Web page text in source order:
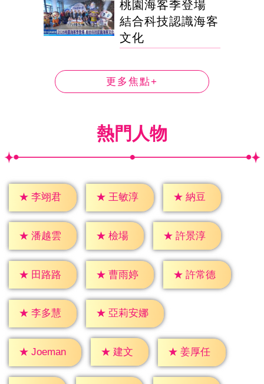
桃園海客季登場
結合科技認識海客
文化
更多焦點+
熱門人物
★ 李翊君 ★ 王敏淳 ★ 納豆
★ 潘越雲 ★ 檢場 ★ 許景淳
★ 田路路 ★ 曹雨婷 ★ 許常德
★ 李多慧 ★ 亞莉安娜
★ Joeman ★ 建文 ★ 姜厚任